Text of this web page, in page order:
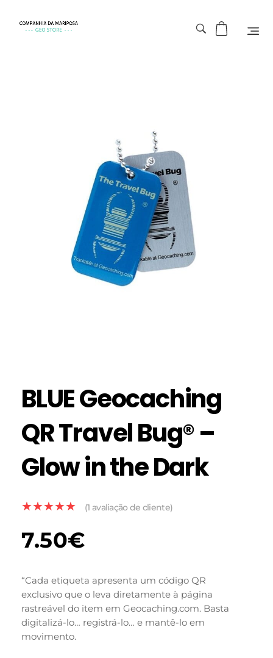
BLUE Geocaching
QR Travel Bug® –
Glow in the Dark
(1 avaliação de cliente)
7.50€
“Cada etiqueta apresenta um código QR
exclusivo que o leva diretamente à página
rastreável do item em Geocaching.com. Basta
digitalizá-lo… registrá-lo… e mantê-lo em
movimento.